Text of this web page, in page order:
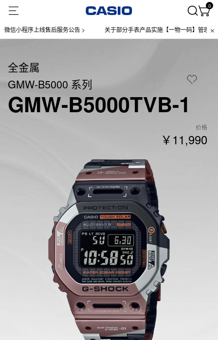
0
程序上线售后服务公告 > 关于部分手表产品实施【一物一码】管理的公告 >
全金属
GMW-B5000 系列
GMW-B5000TVB-1
价格
￥11,990